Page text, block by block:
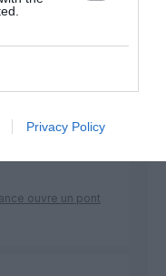
Privacy Policy
ouvre un pont